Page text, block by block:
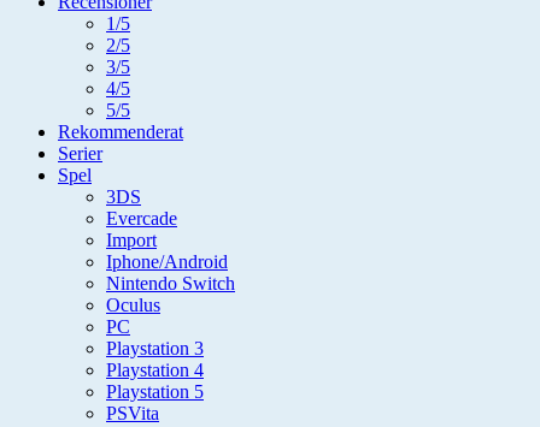
1/5
2/5
3/5
4/5
5/5
Rekommenderat
Serier
Spel
3DS
Evercade
Import
Iphone/Android
Nintendo Switch
Oculus
PC
Playstation 3
Playstation 4
Playstation 5
PSVita